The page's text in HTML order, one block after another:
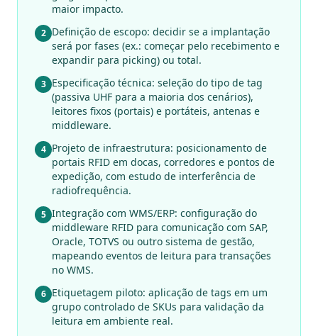
maior impacto.
2 Definição de escopo: decidir se a implantação
será por fases (ex.: começar pelo recebimento e
expandir para picking) ou total.
3 Especificação técnica: seleção do tipo de tag
(passiva UHF para a maioria dos cenários),
leitores fixos (portais) e portáteis, antenas e
middleware.
4 Projeto de infraestrutura: posicionamento de
portais RFID em docas, corredores e pontos de
expedição, com estudo de interferência de
radiofrequência.
5 Integração com WMS/ERP: configuração do
middleware RFID para comunicação com SAP,
Oracle, TOTVS ou outro sistema de gestão,
mapeando eventos de leitura para transações
no WMS.
6 Etiquetagem piloto: aplicação de tags em um
grupo controlado de SKUs para validação da
leitura em ambiente real.